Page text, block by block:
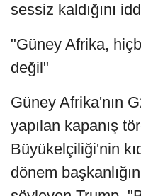
sessiz kaldığını
"Güney Afrika,
değil"
Güney Afrika'nın
yapılan kapanış
Büyükelçiliği'nin
dönem